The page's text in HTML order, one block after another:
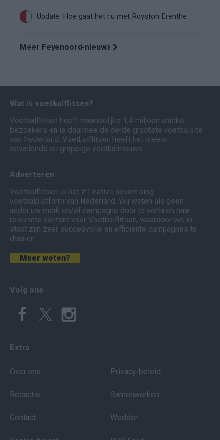
Update: Hoe gaat het nu met Royston Drenthe
Meer Feyenoord-nieuws
Wat is voetbalflitsen?
Voetbalflitsen heeft maandelijks 1,4 miljoen unieke
bezoekers en is daarmee de derde grootste voetbalsite
van Nederland. Voetbalflitsen heeft het meest
opvallende en grappige voetbalnieuws.
Adverteren
Voetbalflitsen is het #1 native advertising
voetbalplatform van Nederland. Wij weten als geen
ander uw merk en/of campagne door te vertalen naar
relevante content voor Voetbalflitsen, waardoor we in
staat zijn zeer succesvolle en efficiënte campagnes te
draaien.
Meer weten?
Volg ons
Extra
Over ons
Redactie
Contact
Privacy-beleid
Samenwerken
Wedden